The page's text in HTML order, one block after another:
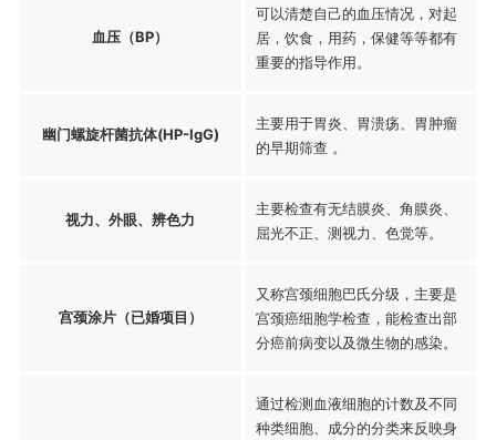
血压（BP）
可以清楚自己的血压情况，对起
居，饮食，用药，保健等等都有
重要的指导作用。
幽门螺旋杆菌抗体(HP-IgG)
主要用于胃炎、胃溃疡、胃肿瘤
的早期筛查 。
视力、外眼、辨色力
主要检查有无结膜炎、角膜炎、
屈光不正、测视力、色觉等。
宫颈涂片（已婚项目）
又称宫颈细胞巴氏分级，主要是
宫颈癌细胞学检查，能检查出部
分癌前病变以及微生物的感染。
通过检测血液细胞的计数及不同
种类细胞、成分的分类来反映身